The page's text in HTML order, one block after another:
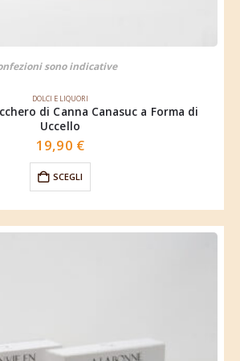
sono indicative
DOLCI E LIQUORI
di Canna Canasuc a Forma di
Uccello
19,90 €
SCEGLI